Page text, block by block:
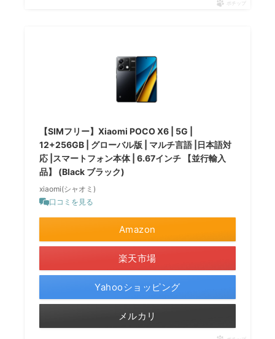
ポチップ
【SIMフリー】Xiaomi POCO X6 | 5G |
12+256GB | グローバル版 | マルチ言語 |日本語対
応 |スマートフォン本体 | 6.67インチ 【並行輸入
品】 (Black ブラック)
xiaomi(シャオミ)
口コミを見る
Amazon
楽天市場
Yahooショッピング
メルカリ